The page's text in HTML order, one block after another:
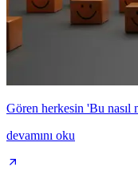
Gören herkesin 'Bu
devamını oku